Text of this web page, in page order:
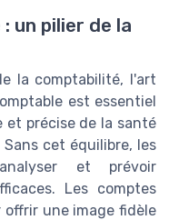
un pilier de la
la comptabilité, l'art
est essentiel
et précise de la santé
cet équilibre, les
et prévoir
Les comptes
une image fidèle